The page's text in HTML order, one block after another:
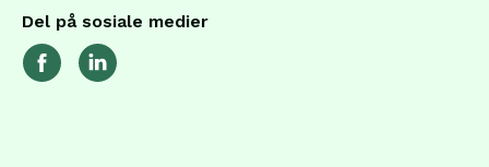
Del på sosiale medier